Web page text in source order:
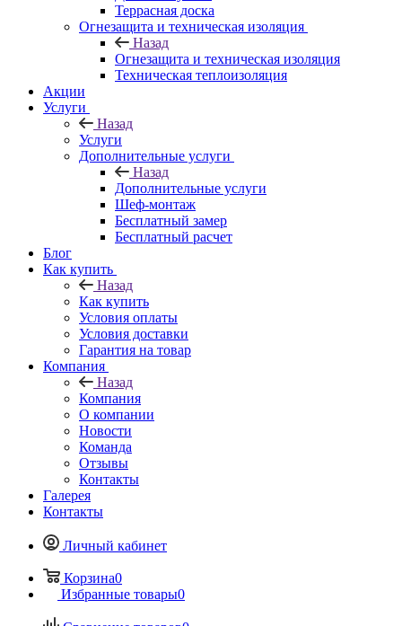
Террасная доска
Огнезащита и техническая изоляция
Назад
Огнезащита и техническая изоляция
Техническая теплоизоляция
Акции
Услуги
Назад
Услуги
Дополнительные услуги
Назад
Дополнительные услуги
Шеф-монтаж
Бесплатный замер
Бесплатный расчет
Блог
Как купить
Назад
Как купить
Условия оплаты
Условия доставки
Гарантия на товар
Компания
Назад
Компания
О компании
Новости
Команда
Отзывы
Контакты
Галерея
Контакты
Личный кабинет
Корзина0
Избранные товары0